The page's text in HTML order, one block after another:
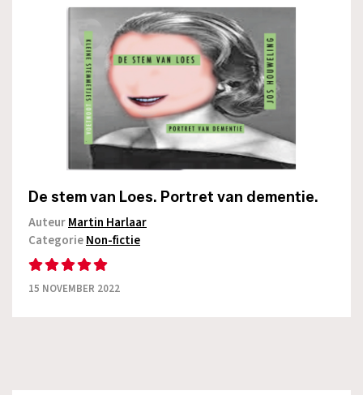
De stem van Loes. Portret van dementie.
AuteurMartin Harlaar
CategorieNon-fictie
15 NOVEMBER 2022